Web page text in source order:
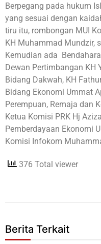
Berpegang pada hukum
yang sesuai dengan
tiru itu, rombongan MUI
KH Muhammad Mundzir,
Kemudian ada
Dewan Pertimbangan KH
Bidang Dakwah, KH
Bidang Ekonomi Ummat
Perempuan, Remaja dan
Ketua Komisi PRK Hj
Pemberdayaan Ekonomi
Komisi Infokom
376 Total viewer
Berita Terkait